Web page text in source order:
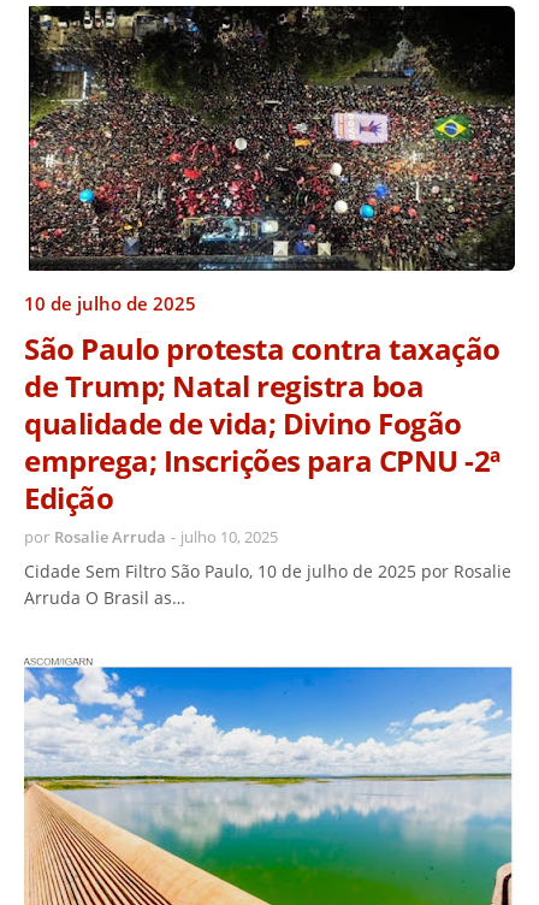
10 de julho de 2025
São Paulo protesta contra taxação
de Trump; Natal registra boa
qualidade de vida; Divino Fogão
emprega; Inscrições para CPNU -2ª
Edição
por Rosalie Arruda - julho 10, 2025
Cidade Sem Filtro São Paulo, 10 de julho de 2025 por Rosalie
Arruda O Brasil as…